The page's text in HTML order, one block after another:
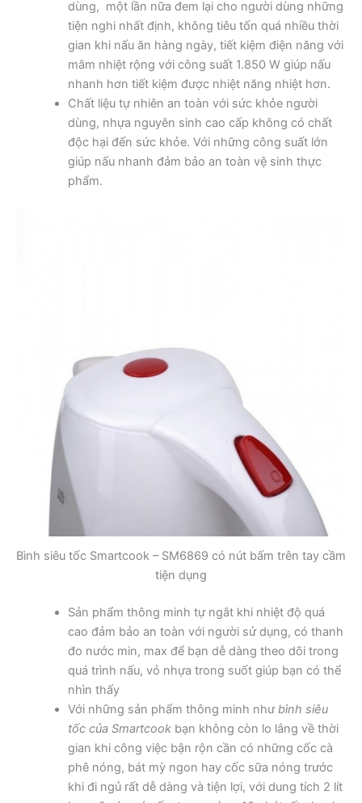
dùng, một lần nữa đem lại cho người dùng những
tiện nghi nhất định, không tiêu tốn quá nhiều thời
gian khi nấu ăn hàng ngày, tiết kiệm điện năng với
mâm nhiệt rộng với công suất 1.850 W giúp nấu
nhanh hơn tiết kiệm được nhiệt năng nhiệt hơn.
Chất liệu tự nhiên an toàn với sức khỏe người
dùng, nhựa nguyên sinh cao cấp không có chất
độc hại đến sức khỏe. Với những công suất lớn
giúp nấu nhanh đảm bảo an toàn vệ sinh thực
phẩm.
Bình siêu tốc Smartcook – SM6869 có nút bấm trên tay cầm
tiện dụng
Sản phẩm thông minh tự ngắt khi nhiệt độ quá
cao đảm bảo an toàn với người sử dụng, có thanh
đo nước min, max để bạn dễ dàng theo dõi trong
quá trình nấu, vỏ nhựa trong suốt giúp bạn có thể
nhìn thấy
Với những sản phẩm thông minh nhưbình siêu
tốc của Smartcookbạn không còn lo lắng về thời
gian khi công việc bận rộn cần có những cốc cà
phê nóng, bát mỳ ngon hay cốc sữa nóng trước
khi đi ngủ rất dễ dàng và tiện lợi, với dung tích 2 lít